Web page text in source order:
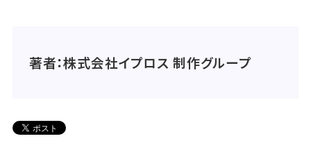
著者：株式会社イプロス 制作グループ